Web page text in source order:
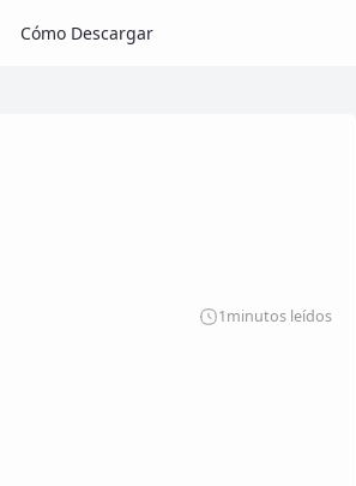
Cómo Descargar
1minutos leídos